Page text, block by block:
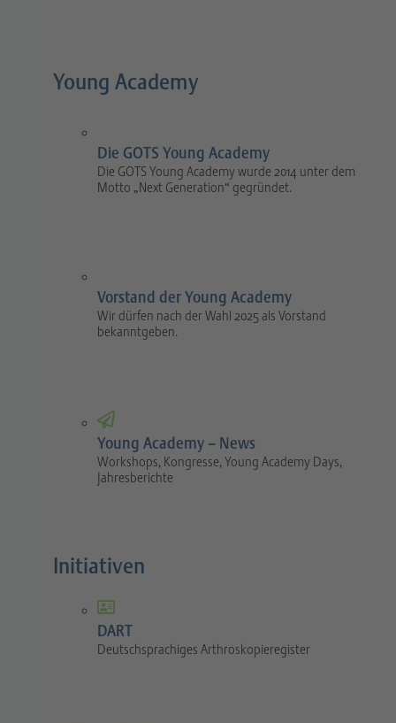
Young Academy
Die GOTS Young Academy
Die GOTS Young Academy wurde 2014 unter dem
Motto „Next Generation“ gegründet.
Vorstand der Young Academy
Wir dürfen nach der Wahl 2025 als Vorstand
bekanntgeben.
Young Academy – News
Workshops, Kongresse, Young Academy Days,
Jahresberichte
Initiativen
DART
Deutschsprachiges Arthroskopieregister